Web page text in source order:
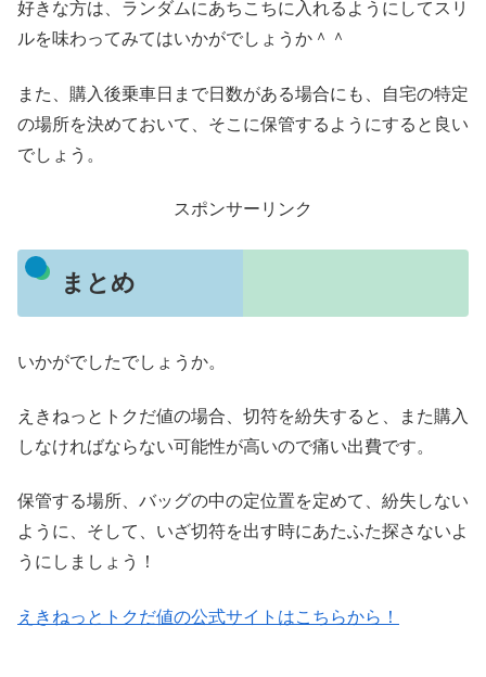
好きな方は、ランダムにあちこちに入れるようにしてスリ
ルを味わってみてはいかがでしょうか＾＾
また、購入後乗車日まで日数がある場合にも、自宅の特定
の場所を決めておいて、そこに保管するようにすると良い
でしょう。
スポンサーリンク
まとめ
いかがでしたでしょうか。
えきねっとトクだ値の場合、切符を紛失すると、また購入
しなければならない可能性が高いので痛い出費です。
保管する場所、バッグの中の定位置を定めて、紛失しない
ように、そして、いざ切符を出す時にあたふた探さないよ
うにしましょう！
えきねっとトクだ値の公式サイトはこちらから！